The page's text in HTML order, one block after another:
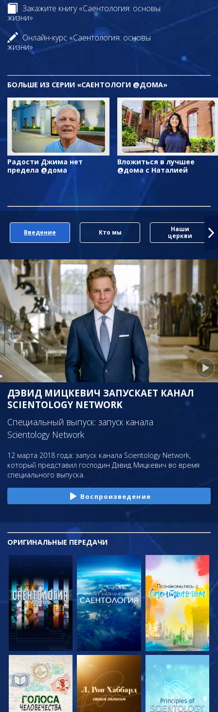
Закажите книгу «Саентология: основы
жизни»
Онлайн-курс «Саентология: основы
жизни»
БОЛЬШЕ ИЗ СЕРИИ «САЕНТОЛОГИ @ДОМА»
Радости Джима нет
предела @дома
Вложиться в лучшее
@дома с Наталией
Введение Кто мы
Наши
церкви
ДЭВИД МИЦКЕВИЧ ЗАПУСКАЕТ КАНАЛ
SCIENTOLOGY NETWORK
Специальный выпуск: запуск канала
Scientology Network
12 марта 2018 года: запуск канала Scientology Network,
который представил господин Дэвид Мицкевич во время
специального выпуска.
Воспроизведение
ОРИГИНАЛЬНЫЕ ПЕРЕДАЧИ
СМОТРЕТЬ
ПЕРЕДАЧИ
СМОТРЕТЬ
ПЕРЕДАЧИ
СМОТРЕТЬ
ПЕРЕДАЧИ